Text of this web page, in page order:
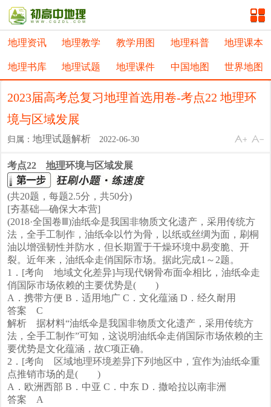
地理资讯 地理教学 教学用图 地理科普 地理课本
地理书库 地理试题 地理课件 中国地图 世界地图
2023届高考总复习地理首选用卷-考点22 地理环
境与区域发展
归属：地理试题解析 2022-06-30
考点22 地理环境与区域发展
(共20题，每题2.5分，共50分)
[夯基础—确保大本营]
(2018·全国卷Ⅲ)油纸伞是我国非物质文化遗产，采用传统方
法，全手工制作，油纸伞以竹为骨，以纸或丝绸为面，刷桐
油以增强韧性并防水，但长期置于干燥环境中易变脆、开
裂。近年来，油纸伞走俏国际市场。据此完成1～2题。
1．[考向 地域文化差异]与现代钢骨布面伞相比，油纸伞走
俏国际市场依赖的主要优势是( )
A．携带方便 B．适用地广 C．文化蕴涵 D．经久耐用
答案 C
解析 据材料“油纸伞是我国非物质文化遗产，采用传统方
法，全手工制作”可知，这说明油纸伞走俏国际市场依赖的主
要优势是文化蕴涵，故C项正确。
2．[考向 区域地理环境差异]下列地区中，宜作为油纸伞重
点推销市场的是( )
A．欧洲西部 B．中亚 C．中东 D．撒哈拉以南非洲
答案 A